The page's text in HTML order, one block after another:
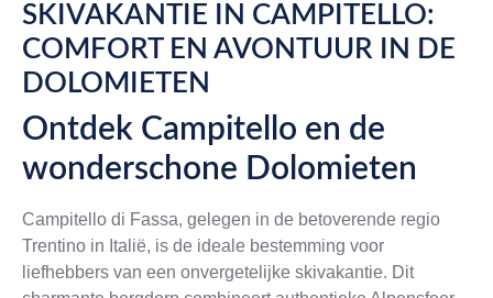
SKIVAKANTIE IN CAMPITELLO:
COMFORT EN AVONTUUR IN DE
DOLOMIETEN
Ontdek Campitello en de
wonderschone Dolomieten
Campitello di Fassa, gelegen in de betoverende regio
Trentino in Italië, is de ideale bestemming voor
liefhebbers van een onvergetelijke skivakantie. Dit